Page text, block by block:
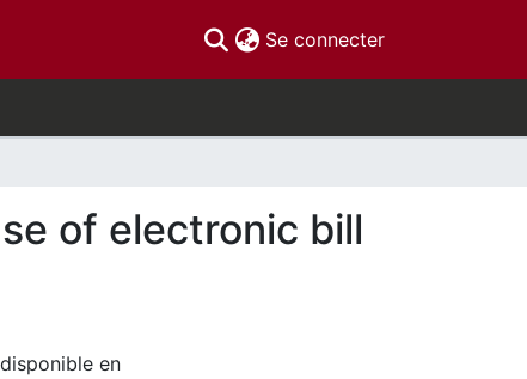
Se connecter(current)
of electronic bill
en